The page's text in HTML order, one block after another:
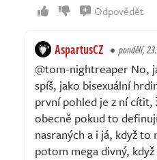
Odpovědět
AspartusCZ pondělí,
@tom-nightreaper No,
spíš, jako bisexuální
první pohled je z ní cítit,
obecně pokud to
nasraných a i já, když
potom mega divný,